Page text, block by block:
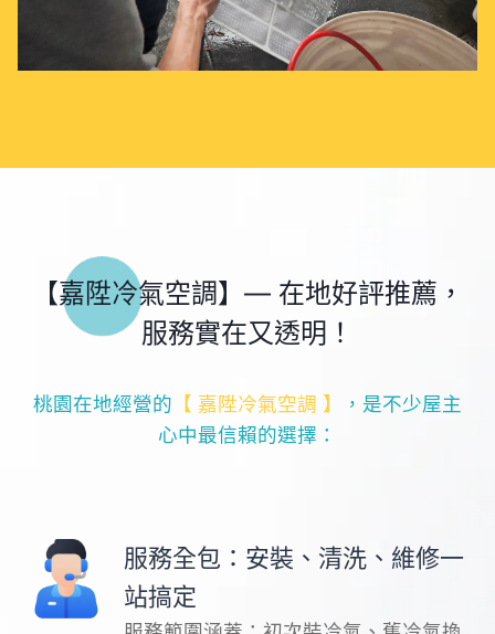
【嘉陞冷氣空調】— 在地好評推薦，
服務實在又透明！
桃園在地經營的 【 嘉陞冷氣空調 】
，是不少屋主
心中最信賴的選擇：
服務全包：安裝、清洗、維修一
站搞定